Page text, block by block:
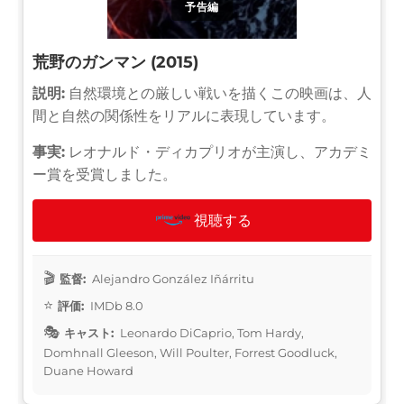
予告編
荒野のガンマン (2015)
説明: 自然環境との厳しい戦いを描くこの映画は、人
間と自然の関係性をリアルに表現しています。
事実: レオナルド・ディカプリオが主演し、アカデミ
ー賞を受賞しました。
視聴する
監督: Alejandro González Iñárritu
評価: IMDb 8.0
キャスト: Leonardo DiCaprio, Tom Hardy,
Domhnall Gleeson, Will Poulter, Forrest Goodluck,
Duane Howard